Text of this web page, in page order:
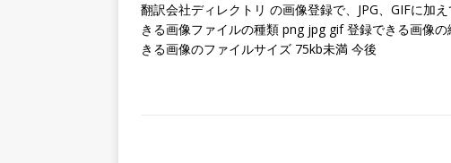
翻訳会社ディレクトリ の画像登録で、JPG、GIFに加
きる画像ファイルの種類 png jpg gif 登録できる画像
きる画像のファイルサイズ 75kb未満 今後